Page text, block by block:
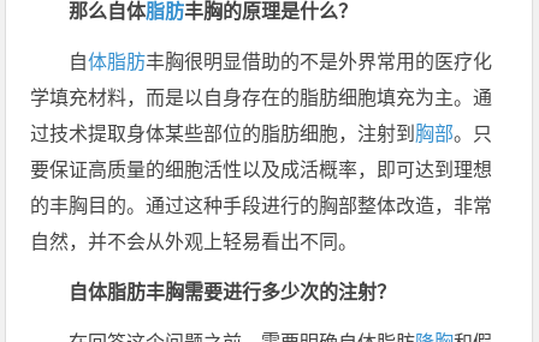
那么自体脂肪丰胸的原理是什么？
自体脂肪丰胸很明显借助的不是外界常用的医疗化
学填充材料，而是以自身存在的脂肪细胞填充为主。通
过技术提取身体某些部位的脂肪细胞，注射到 胸部。只
要保证高质量的细胞活性以及成活概率，即可达到理想
的丰胸目的。通过这种手段进行的胸部整体改造，非常
自然，并不会从外观上轻易看出不同。
自体脂肪丰胸需要进行多少次的注射？